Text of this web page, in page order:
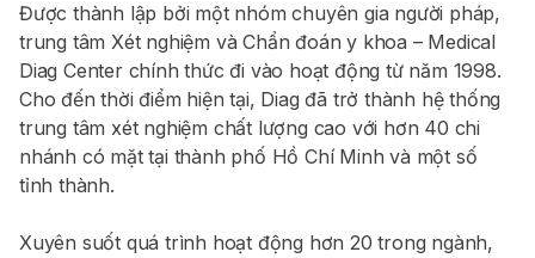
Được thành lập bởi một nhóm chuyên gia người pháp,
trung tâm Xét nghiệm và Chẩn đoán y khoa – Medical
Diag Center chính thức đi vào hoạt động từ năm 1998.
Cho đến thời điểm hiện tại, Diag đã trở thành hệ thống
trung tâm xét nghiệm chất lượng cao với hơn 40 chi
nhánh có mặt tại thành phố Hồ Chí Minh và một số
tỉnh thành.
Xuyên suốt quá trình hoạt động hơn 20 trong ngành,